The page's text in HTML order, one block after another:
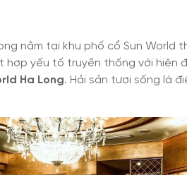
nằm tại khu phố cổ Sun World
hợp yếu tố truyền thống với hiện
Ha Long. Hải sản tươi sống là